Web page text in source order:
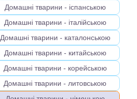
Домашні тварини - іспанською
Домашні тварини - італійською
Домашні тварини - каталонською
Домашні тварини - китайською
Домашні тварини - корейською
Домашні тварини - литовською